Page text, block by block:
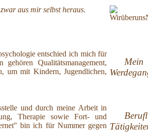
aus mir selbst heraus.
entschied ich mich für
Qualitätsmanagement,
um mit Kindern, Jugendlichen,
Mein
und durch meine Arbeit in
Therapie sowie Fort- und
bin ich für Nummer gegen